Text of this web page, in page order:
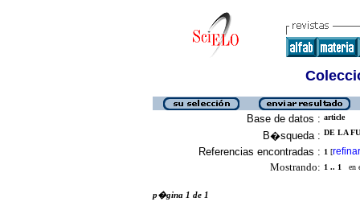
Base de datos : article
B�squeda : DE LA
Referencias encontradas : 1 [refinar
Mostrando: 1 .. 1 en
p�gina 1 de 1